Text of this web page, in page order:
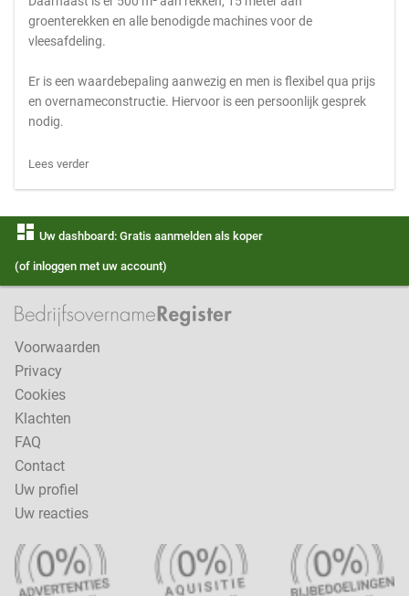
groenterekken en alle benodigde machines voor de
vleesafdeling.
Er is een waardebepaling aanwezig en men is flexibel qua prijs
en overnameconstructie. Hiervoor is een persoonlijk gesprek
nodig.
Lees verder
dashboard Uw dashboard: Gratis aanmelden als koper
(of inloggen met uw account)
Voorwaarden
Privacy
Cookies
Klachten
FAQ
Contact
Uw profiel
Uw reacties